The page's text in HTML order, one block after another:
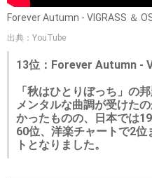
Forever Autumn - VIGRASS ＆
出典：YouTube
13位：Forever Autumn -
「秋はひとりぼっち」の
メンタルな曲調が受けた
かったものの、日本では
60位、洋楽チャートで2位
トとなりました。